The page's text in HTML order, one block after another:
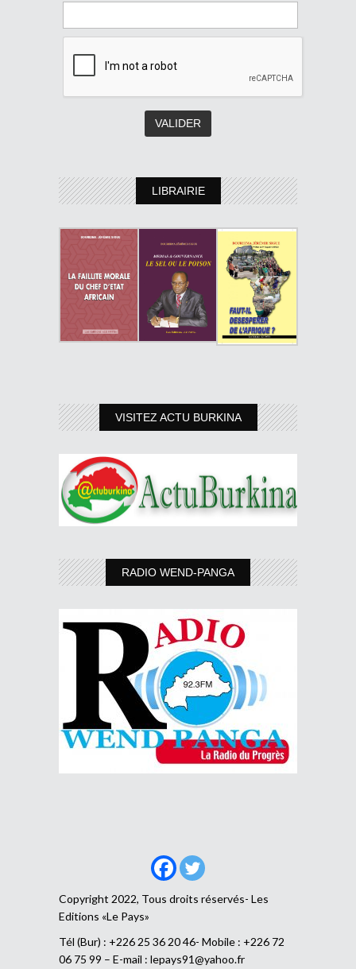
LIBRAIRIE
VISITEZ ACTU BURKINA
RADIO WEND-PANGA
Copyright 2022, Tous droits réservés- Les
Editions «Le Pays»
Tél (Bur) : +226 25 36 20 46- Mobile : +226 72
06 75 99 – E-mail : lepays91@yahoo.fr